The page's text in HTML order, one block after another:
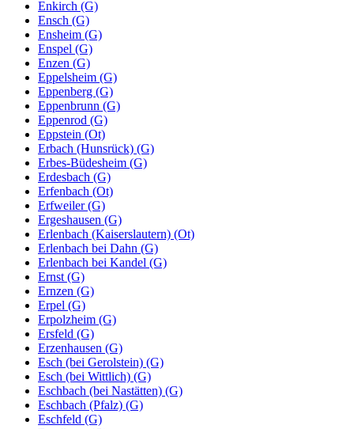
Enkirch (G)
Ensch (G)
Ensheim (G)
Enspel (G)
Enzen (G)
Eppelsheim (G)
Eppenberg (G)
Eppenbrunn (G)
Eppenrod (G)
Eppstein (Ot)
Erbach (Hunsrück) (G)
Erbes-Büdesheim (G)
Erdesbach (G)
Erfenbach (Ot)
Erfweiler (G)
Ergeshausen (G)
Erlenbach (Kaiserslautern) (Ot)
Erlenbach bei Dahn (G)
Erlenbach bei Kandel (G)
Ernst (G)
Ernzen (G)
Erpel (G)
Erpolzheim (G)
Ersfeld (G)
Erzenhausen (G)
Esch (bei Gerolstein) (G)
Esch (bei Wittlich) (G)
Eschbach (bei Nastätten) (G)
Eschbach (Pfalz) (G)
Eschfeld (G)